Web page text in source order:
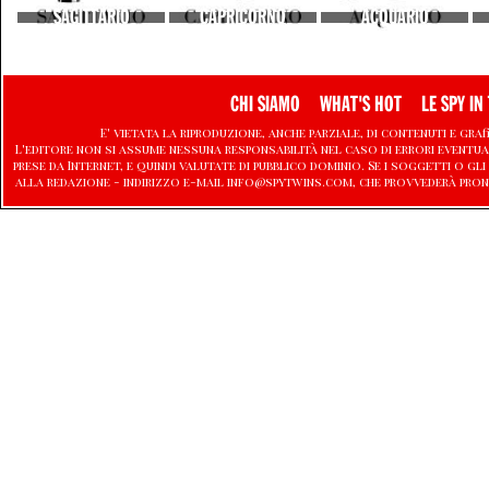
SAGITTARIO CAPRICORNO ACQUARIO
CHI SIAMO WHAT'S HOT LE SPY IN
E' vietata la riproduzione, anche parziale, di contenuti e
L'editore non si assume nessuna responsabilità nel caso di errori
prese da Internet, e quindi valutate di pubblico dominio. Se i soggetti
alla redazione - indirizzo e-mail info@spytwins.com, che provvederà